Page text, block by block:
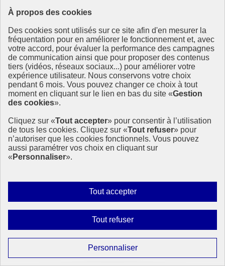
À propos des cookies
Des cookies sont utilisés sur ce site afin d'en mesurer la
fréquentation pour en améliorer le fonctionnement et, avec
votre accord, pour évaluer la performance des campagnes
de communication ainsi que pour proposer des contenus
tiers (vidéos, réseaux sociaux...) pour améliorer votre
expérience utilisateur. Nous conservons votre choix
pendant 6 mois. Vous pouvez changer ce choix à tout
moment en cliquant sur le lien en bas du site «Gestion
des cookies».
Cliquez sur «Tout accepter» pour consentir à l’utilisation
de tous les cookies. Cliquez sur «Tout refuser» pour
n’autoriser que les cookies fonctionnels. Vous pouvez
aussi paramétrer vos choix en cliquant sur
« Personnaliser».
Tout accepterAutoriser
tous
Tout refuserInterdire
tous
PersonnaliserParamétrer
les
Journal de bord Forum Politique de Haut Niveau
2020 - Jour 7
volontaire, dont l’Autriche qui renoue avec le portage du
développement durable au niveau fédéral
Après la session des messages des « régions économiques de
l’ONU », qui auront (…)